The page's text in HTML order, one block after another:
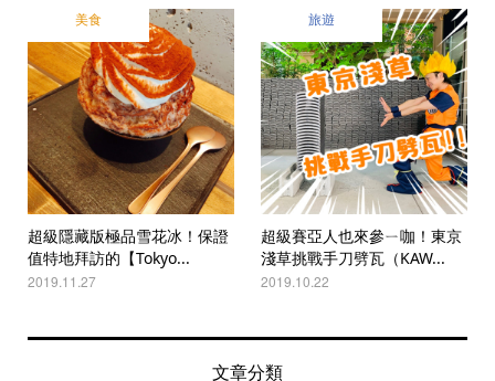
美食
超級隱藏版極品雪花冰！保證
值特地拜訪的【Tokyo...
2019.11.27
旅遊
超級賽亞人也來參ㄧ咖！東京
淺草挑戰手刀劈瓦（KAW...
2019.10.22
文章分類